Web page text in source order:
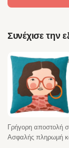
Συνέχισε την
Γρήγορη αποστολή
Ασφαλής πληρωμή